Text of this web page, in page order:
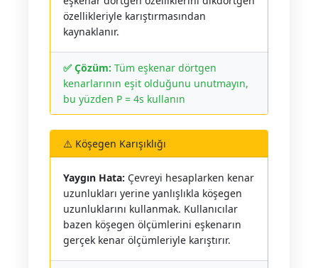
özellikleriyle karıştırmasından
kaynaklanır.
✅ Çözüm: Tüm eşkenar dörtgen
kenarlarının eşit olduğunu unutmayın,
bu yüzden P = 4s kullanın
⚠️ Köşegen Karışıklığı
Yaygın Hata: Çevreyi hesaplarken kenar
uzunlukları yerine yanlışlıkla köşegen
uzunluklarını kullanmak. Kullanıcılar
bazen köşegen ölçümlerini eşkenarın
gerçek kenar ölçümleriyle karıştırır.